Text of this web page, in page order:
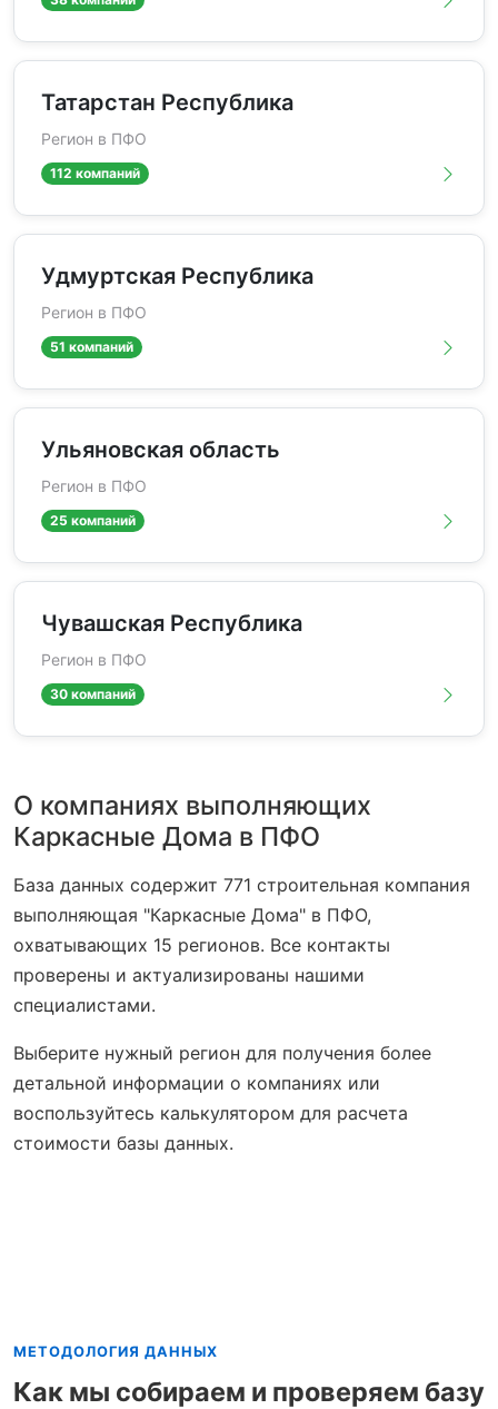
Татарстан Республика
Регион в ПФО
112 компаний
Удмуртская Республика
Регион в ПФО
51 компаний
Ульяновская область
Регион в ПФО
25 компаний
Чувашская Республика
Регион в ПФО
30 компаний
О компаниях выполняющих
Каркасные Дома в ПФО
База данных содержит 771 строительная компания
выполняющая "Каркасные Дома" в ПФО,
охватывающих 15 регионов. Все контакты
проверены и актуализированы нашими
специалистами.
Выберите нужный регион для получения более
детальной информации о компаниях или
воспользуйтесь калькулятором для расчета
стоимости базы данных.
МЕТОДОЛОГИЯ ДАННЫХ
Как мы собираем и проверяем базу